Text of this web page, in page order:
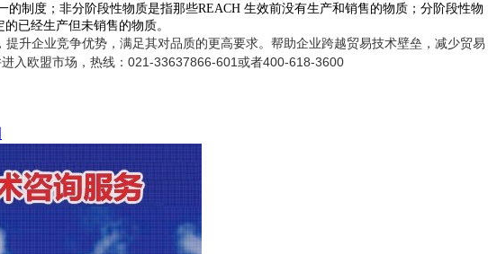
的制度；非分阶段性物质是指那些REACH 生效前没有生产和销售的物质；分阶段性物
的已经生产但未销售的物质。
升企业竞争优势，满足其对品质的更高要求。帮助企业跨越贸易技术壁垒，减少贸易
入欧盟市场，热线：021-33637866-601或者400-618-3600